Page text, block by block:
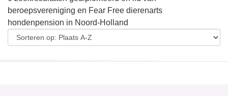
beroepsvereniging en Fear Free dierenarts
hondenpension in Noord-Holland